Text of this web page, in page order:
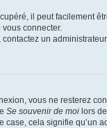
il peut facilement
connecter.
un administrateur
vous ne resterez
Se souvenir de moi lors
cela signifie qu’un